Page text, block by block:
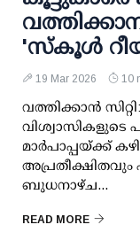
'സ്കൂൾ
19 Mar 2026 10
വത്തിക്കാൻ
വിശ്വാസികളുടെ
മാർപാപ്പയ്ക്ക്
അപ്രതീക്ഷിതവും
ബുധനാഴ്ച...
READ MORE